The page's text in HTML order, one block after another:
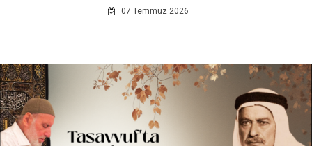
07 Temmuz 2026